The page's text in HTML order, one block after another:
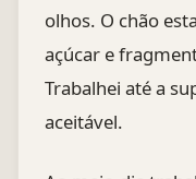
olhos. O chão
açúcar e
Trabalhei até a
aceitável.